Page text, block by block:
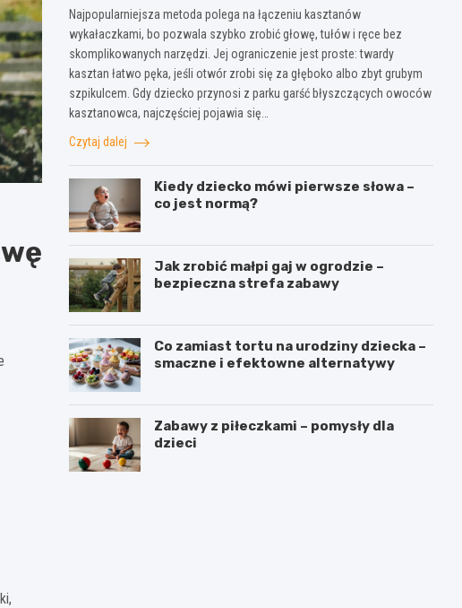
Najpopularniejsza metoda polega na łączeniu kasztanów
wykałaczkami, bo pozwala szybko zrobić głowę, tułów i ręce bez
skomplikowanych narzędzi. Jej ograniczenie jest proste: twardy
kasztan łatwo pęka, jeśli otwór zrobi się za głęboko albo zbyt grubym
szpikulcem. Gdy dziecko przynosi z parku garść błyszczących owoców
kasztanowca, najczęściej pojawia się…
Czytaj dalej
Kiedy dziecko mówi pierwsze słowa –
co jest normą?
Jak zrobić małpi gaj w ogrodzie –
bezpieczna strefa zabawy
Co zamiast tortu na urodziny dziecka –
smaczne i efektowne alternatywy
Zabawy z piłeczkami – pomysły dla
dzieci